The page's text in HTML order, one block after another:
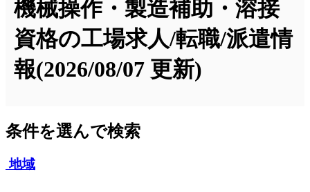
機械操作・製造補助・溶接
資格の工場求人/転職/派遣情
報(2026/08/07 更新)
条件を選んで検索
地域